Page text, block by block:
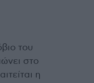
του
στο
η